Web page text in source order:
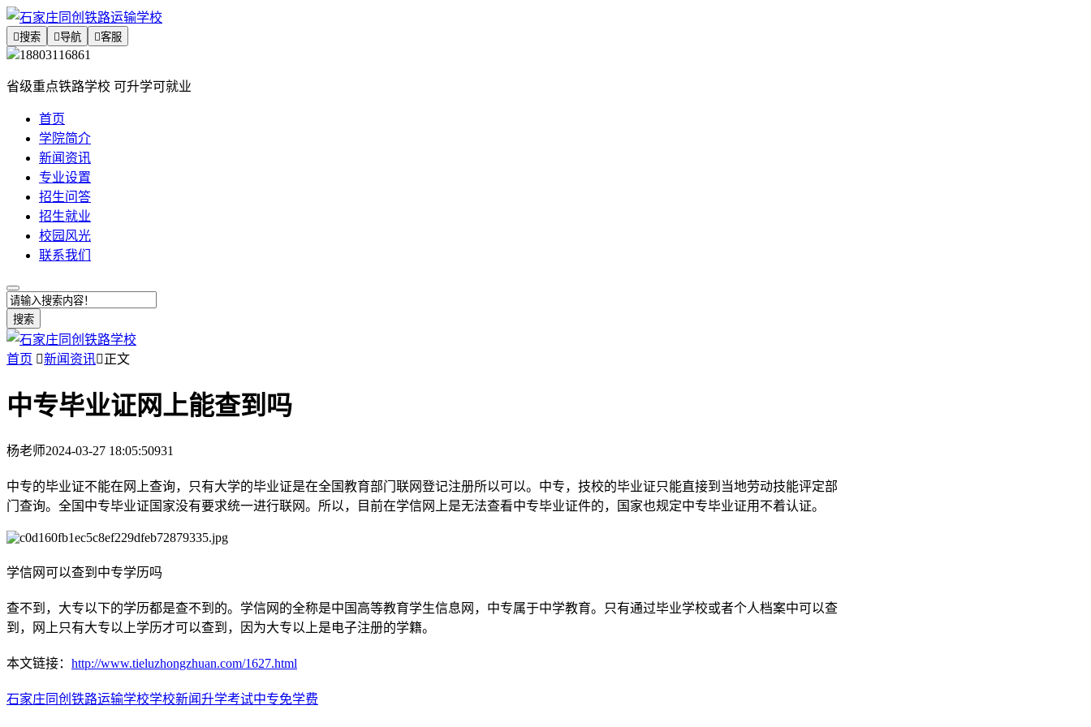
搜索 导航 客服
18803116861
省级重点铁路学校 可升学可就业
首页
学院简介
新闻资讯
专业设置
招生问答
招生就业
校园风光
联系我们
搜索
首页 新闻资讯正文
中专毕业证网上能查到吗
杨老师2024-03-27 18:05:50931
中专的毕业证不能在网上查询，只有大学的毕业证是在全国教育部门联网登记注册所以可以。中专，技校的毕业证只能直接到当地劳动技能评定部
门查询。全国中专毕业证国家没有要求统一进行联网。所以，目前在学信网上是无法查看中专毕业证件的，国家也规定中专毕业证用不着认证。
学信网可以查到中专学历吗
查不到，大专以下的学历都是查不到的。学信网的全称是中国高等教育学生信息网，中专属于中学教育。只有通过毕业学校或者个人档案中可以查
到，网上只有大专以上学历才可以查到，因为大专以上是电子注册的学籍。
本文链接： http://www.tieluzhongzhuan.com/1627.html
石家庄同创铁路运输学校学校新闻升学考试中专免学费